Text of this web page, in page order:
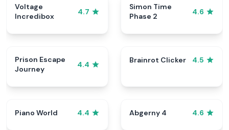
Voltage
Incredibox
4.7
Simon Time
Phase 2
4.6
Prison Escape
Journey
4.4
Brainrot Clicker 4.5
Piano World 4.4 Abgerny 4 4.6